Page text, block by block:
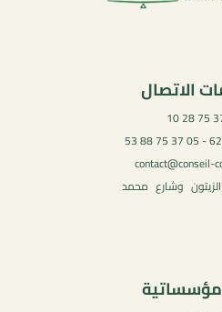
الاتصال
contact@conseil-
وشارع محمد
مؤسساتية